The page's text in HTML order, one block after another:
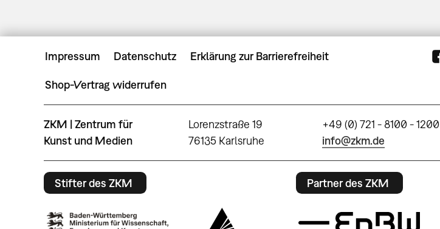
Impressum Datenschutz Erklärung zur Barrierefreiheit
Shop-Vertrag widerrufen
ZKM | Zentrum für
Kunst und Medien
Lorenzstraße 19
76135 Karlsruhe
+49 (0) 721 - 8100 - 1200
info@zkm.de
Stifter des ZKM Partner des ZKM